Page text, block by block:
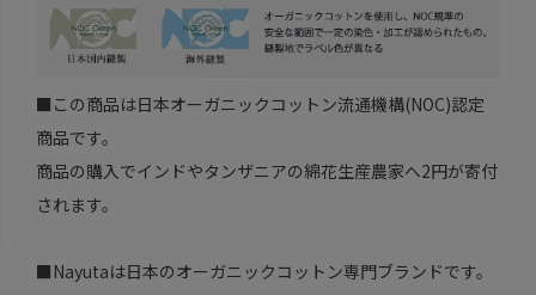
■この商品は日本オーガニックコットン流通機構(NOC)認定
商品です。
商品の購入でインドやタンザニアの綿花生産農家へ2円が寄付
されます。
■Nayutaは日本のオーガニックコットン専門ブランドです。